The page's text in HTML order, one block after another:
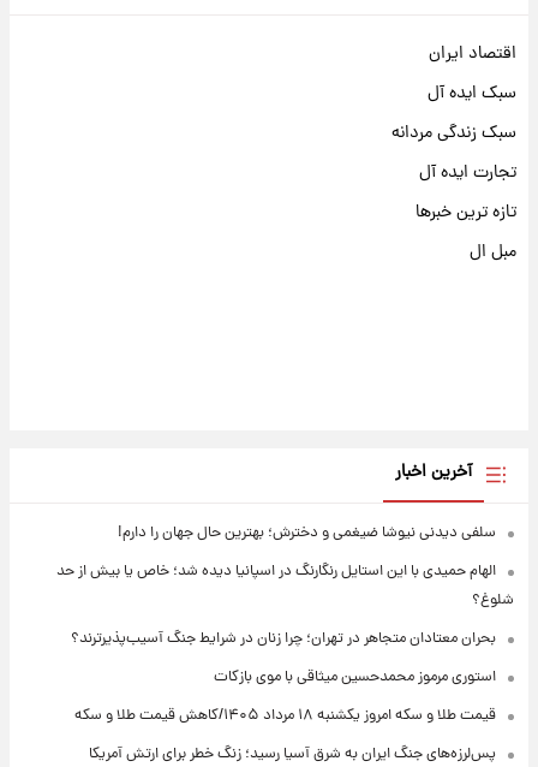
اقتصاد ایران
سبک ایده آل
سبک زندگی مردانه
تجارت ایده آل
تازه ترین خبرها
مبل ال
آخرین اخبار
سلفی دیدنی نیوشا ضیغمی و دخترش؛ بهترین حال جهان را دارم!
الهام حمیدی با این استایل رنگارنگ در اسپانیا دیده شد؛ خاص یا بیش از حد
شلوغ؟
بحران معتادان متجاهر در تهران؛ چرا زنان در شرایط جنگ آسیب‌پذیرترند؟
استوری مرموز محمدحسین میثاقی با موی بازکات
قیمت طلا و سکه امروز یکشنبه ۱۸ مرداد ۱۴۰۵/کاهش قیمت طلا و سکه
پس‌لرزه‌های جنگ ایران به شرق آسیا رسید؛ زنگ خطر برای ارتش آمریکا